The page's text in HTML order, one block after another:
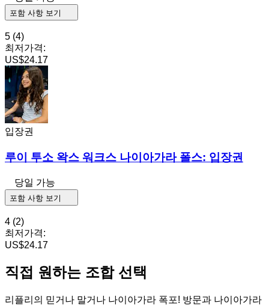
포함 사항 보기
5 (4)
최저가격:
US$24.17
입장권
루이 투소 왁스 워크스 나이아가라 폴스: 입장권
당일 가능
포함 사항 보기
4 (2)
최저가격:
US$24.17
직접 원하는 조합 선택
리플리의 믿거나 말거나 나이아가라 폭포! 방문과 나이아가라